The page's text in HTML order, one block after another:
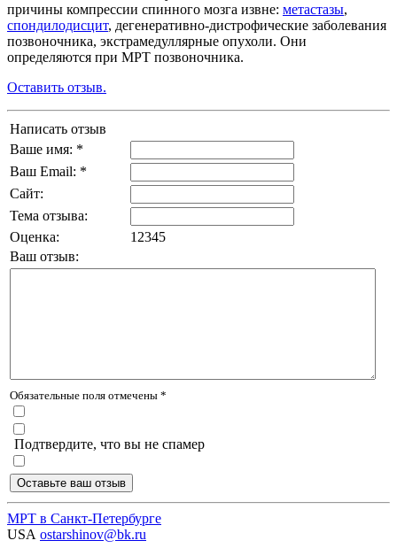
причины компрессии спинного мозга извне: метастазы,
спондилодисцит, дегенеративно-дистрофические заболевания
позвоночника, экстрамедуллярные опухоли. Они
определяются при МРТ позвоночника.
Оставить отзыв.
Написать отзыв
Ваше имя: *
Ваш Email: *
Сайт:
Тема отзыва:
Оценка:
1 2345
Ваш отзыв:
Обязательные поля отмечены *
Подтвердите, что вы не спамер
МРТ в Санкт-Петербурге
USA ostarshinov@bk.ru